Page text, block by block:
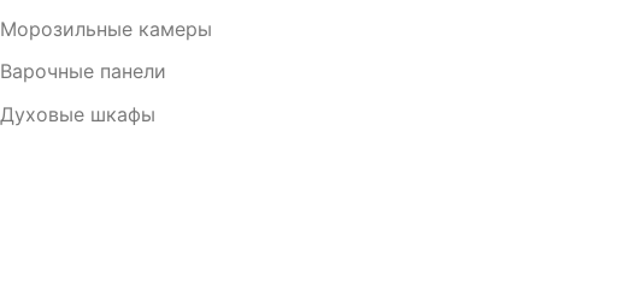
Морозильные камеры
Варочные панели
Духовые шкафы